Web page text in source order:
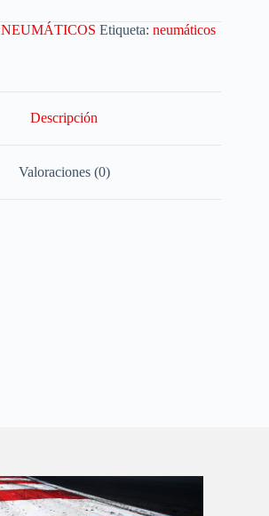
NEUMÁTICOS Etiqueta: neumáticos
Descripción
Valoraciones (0)